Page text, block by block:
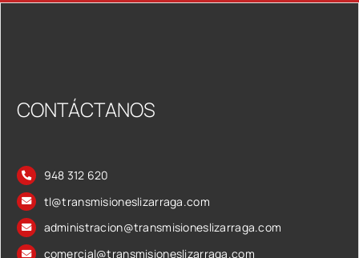
CONTÁCTANOS
948 312 620
tl@transmisioneslizarraga.com
administracion@transmisioneslizarraga.com
comercial@transmisioneslizarraga.com